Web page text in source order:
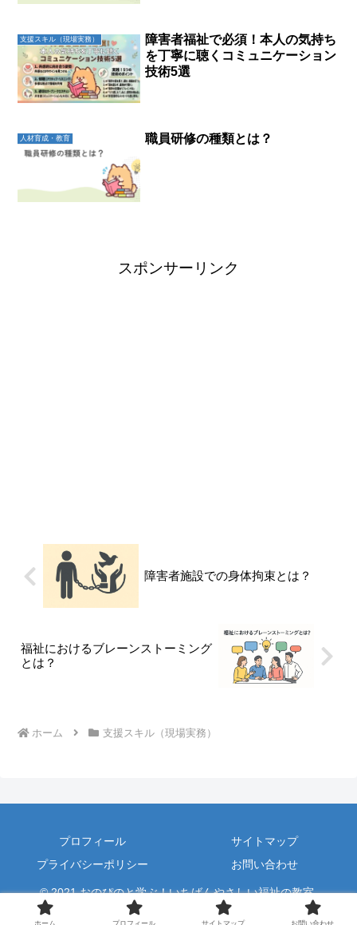
支援スキル（現場実務）
障害者福祉で必須！本人の気持ち
を丁寧に聴くコミュニケーション
技術5選
人材育成・教育 職員研修の種類とは？
スポンサーリンク
障害者施設での身体拘束とは？
福祉におけるブレーンストーミング
とは？
ホーム 支援スキル（現場実務）
プロフィール
サイトマップ
プライバシーポリシー
お問い合わせ
© 2021 おのぴのと学ぶ！いちばんやさしい福祉の教室.
ホーム プロフィール サイトマップ お問い合わせ